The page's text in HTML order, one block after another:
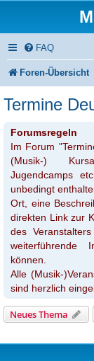
FAQ
Foren-Übersicht
Termine
Forumsregeln
Im Forum
(Musik-)
Jugendcamps
unbedingt
Ort, eine
direkten Link zur
des
weiterführende
können.
Alle (Musik-
sind herzlich
Neues Thema